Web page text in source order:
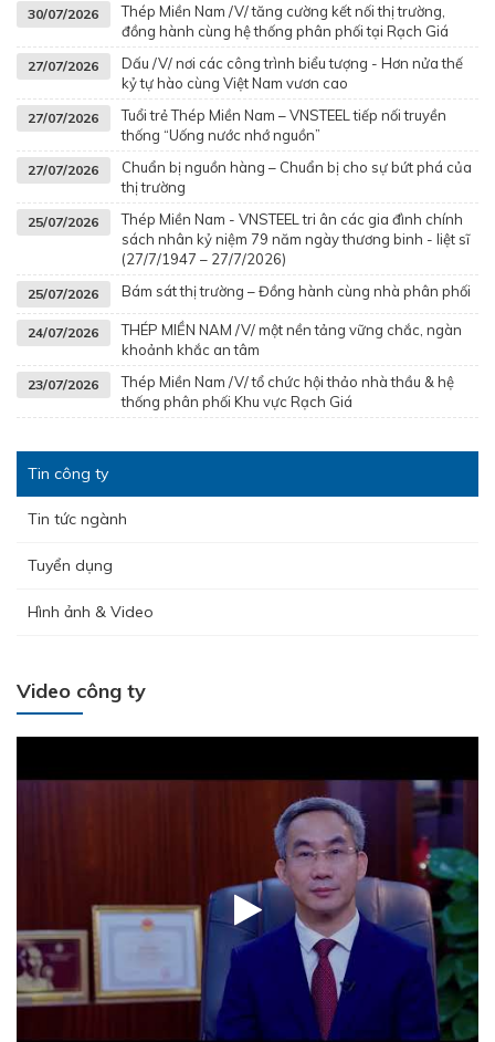
30/07/2026
Thép Miền Nam /V/ tăng cường kết nối thị trường,
đồng hành cùng hệ thống phân phối tại Rạch Giá
27/07/2026
Dấu /V/ nơi các công trình biểu tượng - Hơn nửa thế
kỷ tự hào cùng Việt Nam vươn cao
27/07/2026
Tuổi trẻ Thép Miền Nam – VNSTEEL tiếp nối truyền
thống “Uống nước nhớ nguồn”
27/07/2026
Chuẩn bị nguồn hàng – Chuẩn bị cho sự bứt phá của
thị trường
25/07/2026
Thép Miền Nam - VNSTEEL tri ân các gia đình chính
sách nhân kỷ niệm 79 năm ngày thương binh - liệt sĩ
(27/7/1947 – 27/7/2026)
25/07/2026 Bám sát thị trường – Đồng hành cùng nhà phân phối
24/07/2026
THÉP MIỀN NAM /V/ một nền tảng vững chắc, ngàn
khoảnh khắc an tâm
23/07/2026
Thép Miền Nam /V/ tổ chức hội thảo nhà thầu & hệ
thống phân phối Khu vực Rạch Giá
Tin công ty
Tin tức ngành
Tuyển dụng
Hình ảnh & Video
Video công ty